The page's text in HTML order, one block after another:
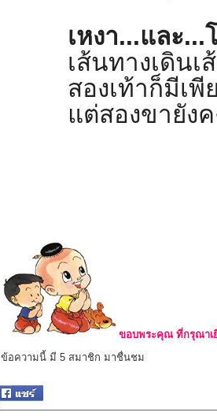
เหงา...และ...
เส้นทางเดิน
สองเท้าก็มีเ
แต่สองขายัง
ขอบพระคุณ ที่กรุณาเ
ข้อความนี้ มี 5 สมาชิก มาชื่นชม